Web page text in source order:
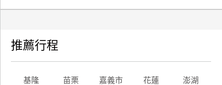
推薦行程
基隆 苗栗 嘉義市 花蓮 澎湖